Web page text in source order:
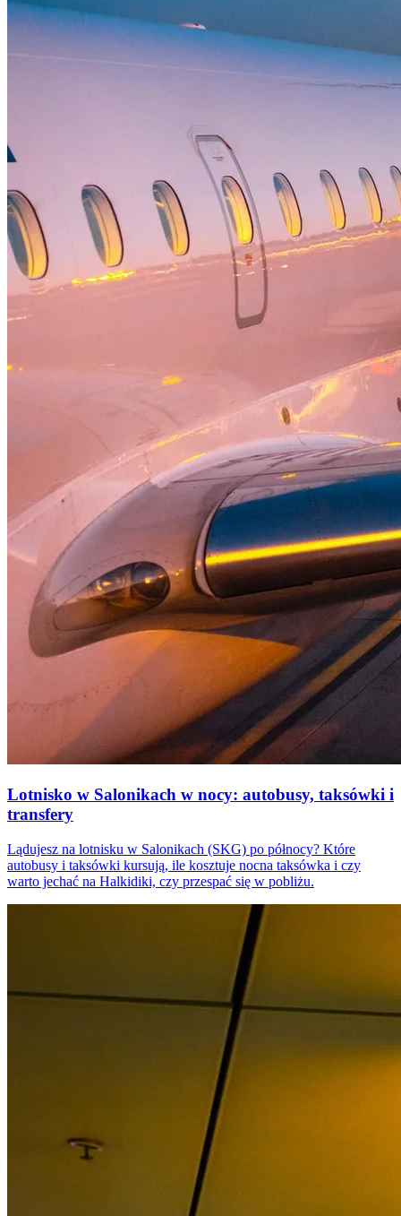
Lotnisko w Salonikach w nocy: autobusy, taksówki i
transfery
Lądujesz na lotnisku w Salonikach (SKG) po północy? Które
autobusy i taksówki kursują, ile kosztuje nocna taksówka i czy
warto jechać na Halkidiki, czy przespać się w pobliżu.